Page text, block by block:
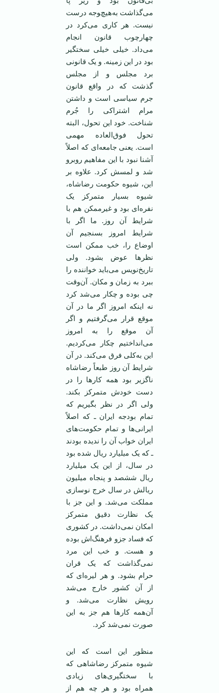
می‌گذاشت به‌هیچ‌‍وجه درست
نیست. هر کاری می‌کرد در
چهارچوب قانون انجام
می‌داد. خیلی خیلی سختگیر
بود در این زمینه. و یک قانونی
برد مجلس و از مجلس
گذشت که در واقع قانون
جرم سیاسی است و داشتن
مرام اشتراکی را جُرم
شناخت. خود این تحول، البته
تحول فوق‌العاده مهمی
است. یعنی جامعه‌ای که اصلاً
آشنا نبود با این مفاهیم روبرو
شد و لمسش کرد. علاوه بر
این، شیوه حکومت رضاشاه،
شیوه بسیار متمرکز یک
نفره‌ای بود و غیرممکن هم با
شرایط آن روز. ما اگر با
شرایط امروز بسنجیم آن
اوضاع را، خب ممکن است
نظر‌ها عوض بشود. ولی
تاریخ‌نویس می‌باید خواننده را
ببرد به زمان و مکان. آن‌وقت
چی بوده و چکار می‌شد کرد
نه اینکه امروز اگر ما در آن
موقع قرار می‌گرفتیم و اگر
آن موقع را به امروز
می‌انداختیم چکار می‌کردیم.
این به‌کلی فرق می‌کند. در آن
شرایط آن روز طبعاً رضاشاه
ناگزیر بود همه کار‌ها را در
دست خودش متمرکز بکند.
ولی اگر در نظر بگیریم که
تمام بودجه ایران ـ که اصلاً
ایرانی‌ها و تمام حکومت‌های
ایران خواب آن را ندیده بودند
ـ که یک میلیارد ریال شده بود
در سال، از این یک میلیارد
ریال ششصد و پنجاه میلیون
ریالش در سال خرج نوسازی
مملکت می‌شد. و این جز با
یک نظارت دقیق متمرکز
امکان نمی‌داشت. در کشوری
که فساد جزو فرهنگ‌اش بوده
و هست. و خب این مرد
نمی‌گذاشت که یک قران
حرام بشود. و هر لیره‌ای که
از آن کشور خارج می‌شد
رویش نظارت می‌شد. و
آن‌همه کار‌ها هم جز به این
صورت نمی‌شد کرد.
منظور این است که این
شیوه متمرکز رضاشاهی که
با سختگیری‌های زیادی
همراه بود و هر چه هم از